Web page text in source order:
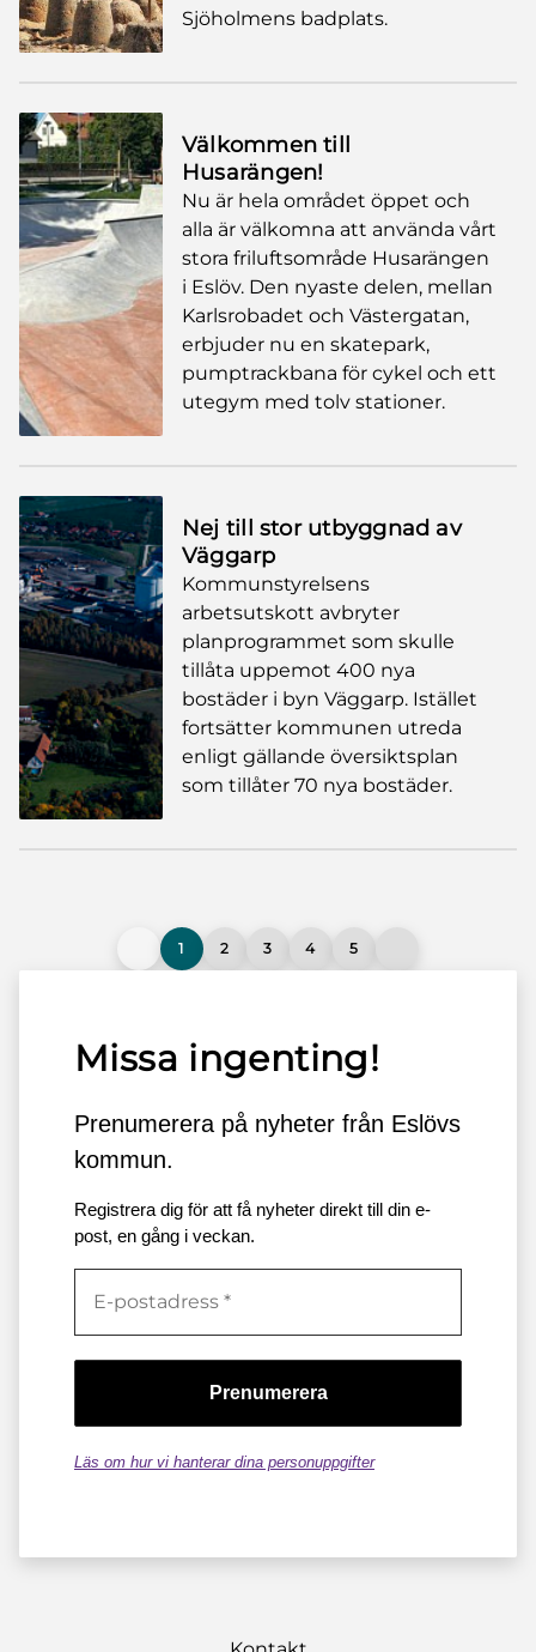
Sjöholmens badplats.
Välkommen till
Husarängen!
Nu är hela området öppet och
alla är välkomna att använda vårt
stora friluftsområde Husarängen
i Eslöv. Den nyaste delen, mellan
Karlsrobadet och Västergatan,
erbjuder nu en skatepark,
pumptrackbana för cykel och ett
utegym med tolv stationer.
Nej till stor utbyggnad av
Väggarp
Kommunstyrelsens
arbetsutskott avbryter
planprogrammet som skulle
tillåta uppemot 400 nya
bostäder i byn Väggarp. Istället
fortsätter kommunen utreda
enligt gällande översiktsplan
som tillåter 70 nya bostäder.
1 2 3 4 5
Missa ingenting!
Prenumerera på nyheter från Eslövs
kommun.
Registrera dig för att få nyheter direkt till din e-
post, en gång i veckan.
Läs om hur vi hanterar dina personuppgifter